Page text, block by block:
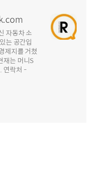
자동차 소
는 공간입
제지를 거쳤
재는 머니S
연락처 -